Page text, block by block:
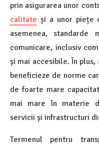
prin asigurarea unor
calitate și a unor piețe
asemenea,
comunicare, inclusiv
și mai accesibile. În
beneficieze de norme
de foarte mare
mai mare în materie
servicii și infrastructuri
Termenul pentru